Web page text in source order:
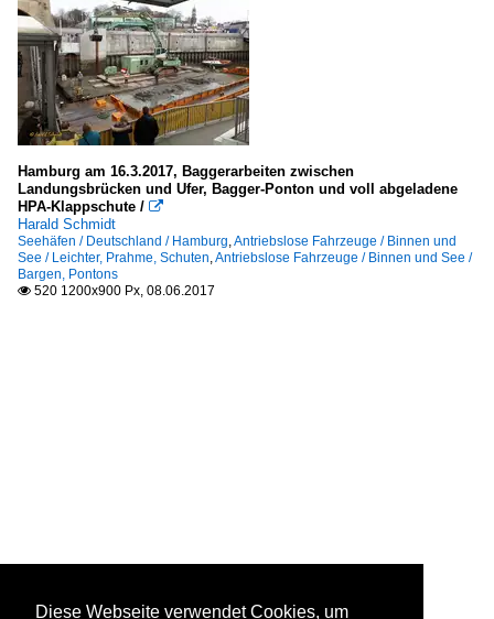
Hamburg am 16.3.2017, Baggerarbeiten zwischen
Landungsbrücken und Ufer, Bagger-Ponton und voll abgeladene
HPA-Klappschute / 
Harald Schmidt
Seehäfen / Deutschland / Hamburg,Antriebslose Fahrzeuge / Binnen und
See / Leichter, Prahme, Schuten,Antriebslose Fahrzeuge / Binnen und See /
Bargen, Pontons
 520 1200x900 Px, 08.06.2017
Diese Webseite verwendet Cookies, um